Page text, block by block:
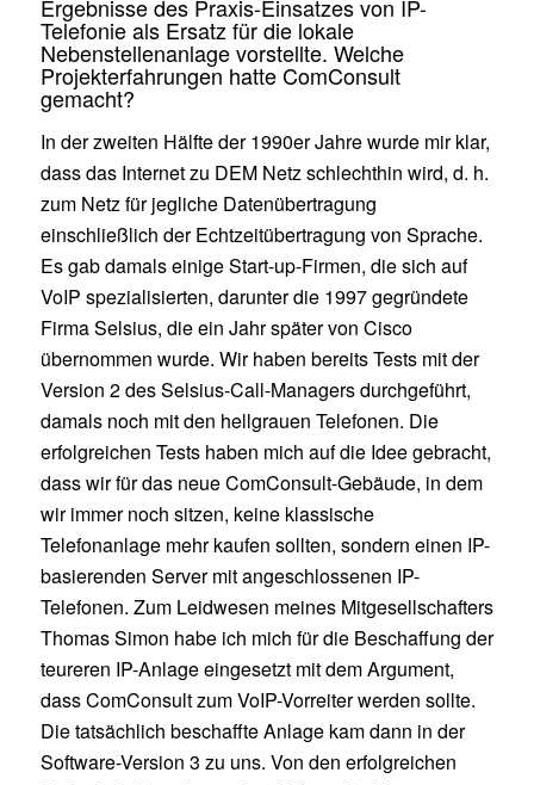
Ergebnisse des Praxis-Einsatzes von IP-
Telefonie als Ersatz für die lokale
Nebenstellenanlage vorstellte. Welche
Projekterfahrungen hatte ComConsult
gemacht?
In der zweiten Hälfte der 1990er Jahre wurde mir klar,
dass das Internet zu DEM Netz schlechthin wird, d. h.
zum Netz für jegliche Datenübertragung
einschließlich der Echtzeitübertragung von Sprache.
Es gab damals einige Start-up-Firmen, die sich auf
VoIP spezialisierten, darunter die 1997 gegründete
Firma Selsius, die ein Jahr später von Cisco
übernommen wurde. Wir haben bereits Tests mit der
Version 2 des Selsius-Call-Managers durchgeführt,
damals noch mit den hellgrauen Telefonen. Die
erfolgreichen Tests haben mich auf die Idee gebracht,
dass wir für das neue ComConsult-Gebäude, in dem
wir immer noch sitzen, keine klassische
Telefonanlage mehr kaufen sollten, sondern einen IP-
basierenden Server mit angeschlossenen IP-
Telefonen. Zum Leidwesen meines Mitgesellschafters
Thomas Simon habe ich mich für die Beschaffung der
teureren IP-Anlage eingesetzt mit dem Argument,
dass ComConsult zum VoIP-Vorreiter werden sollte.
Die tatsächlich beschaffte Anlage kam dann in der
Software-Version 3 zu uns. Von den erfolgreichen